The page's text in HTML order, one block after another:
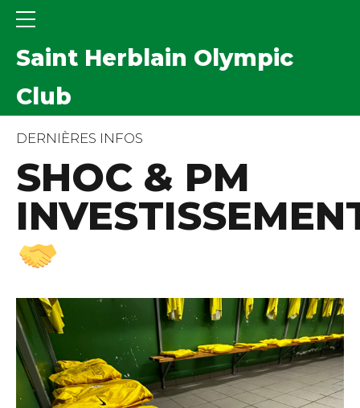
Saint Herblain Olympic
Club
DERNIÈRES INFOS
SHOC & PM